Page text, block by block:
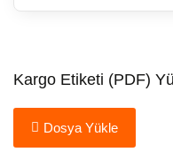
Kargo Etiketi (PDF)
Dosya Yükle